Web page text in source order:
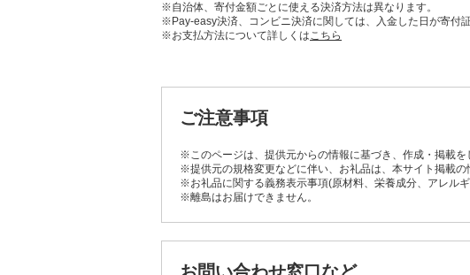
※自治体、寄付金額ごとに使える決済方法は異なります。
※Pay-easy決済、コンビニ決済に関しては、入金した日が寄付
※お支払方法について詳しくはこちら
ご注意事項
※このページは、提供元からの情報に基づき、作成・掲載を
※提供元の規格変更などに伴い、お礼品は、本サイト掲載の
※お礼品に関する義務表示事項(原材料、栄養成分、アレル
※離島はお届けできません。